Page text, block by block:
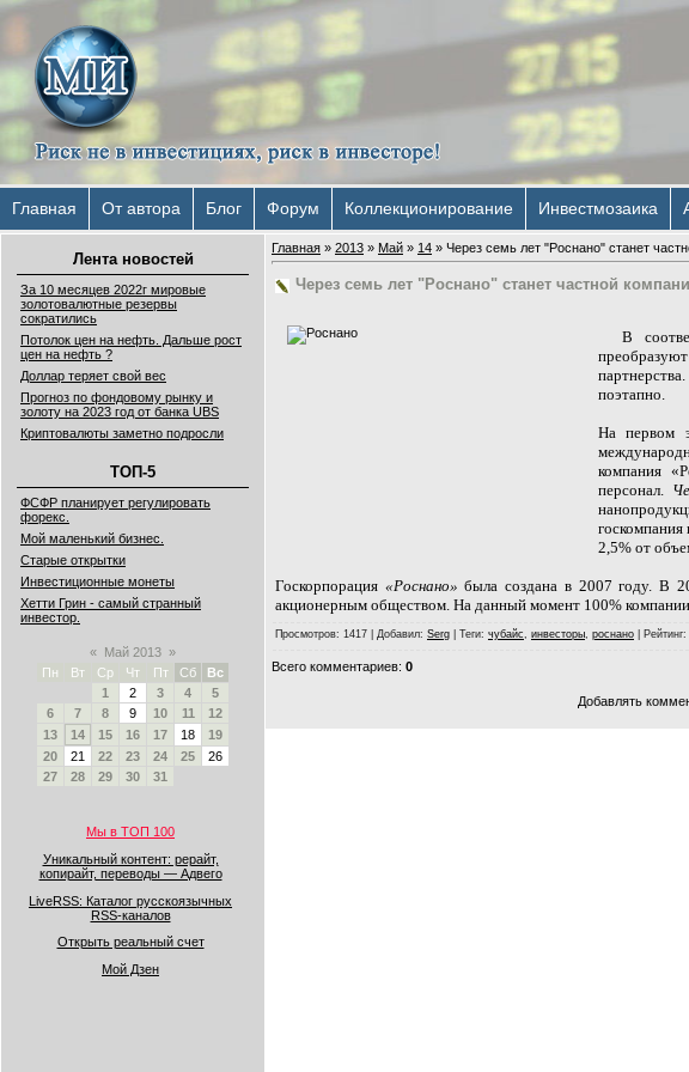
Главная От автора Блог Форум Коллекционирование Инвестмозаика
Лента новостей
За 10 месяцев 2022г мировые
золотовалютные резервы
сократились
Потолок цен на нефть. Дальше рост
цен на нефть ?
Доллар теряет свой вес
Прогноз по фондовому рынку и
золоту на 2023 год от банка UBS
Криптовалюты заметно подросли
ТОП-5
ФСФР планирует регулировать
форекс.
Мой маленький бизнес.
Старые открытки
Инвестиционные монеты
Хетти Грин - самый странный
инвестор.
« Май 2013 »
Пн
Вт Ср Чт Пт Сб
Вс
1
2 3 4
5
6
7 8 9 10 11
12
13
14 15 16 17 18
19
20
21 22 23 24 25
26
27
28 29 30 31
Мы в ТОП 100
Уникальный контент: рерайт,
копирайт, переводы — Адвего
LiveRSS: Каталог русскоязычных
RSS-каналов
Открыть реальный счет
Мой Дзен
Главная » 2013 » Май » 14 » Через семь лет "Роснано" станет
Через семь лет "Роснано" станет частной
В
партнерства.
поэтапно.
На первом
компания
персонал.
госкомпания
2,5% от
Госкорпорация «Роснано» была создана в 2007 году. В
акционерным обществом. На данный момент 100% компании
Просмотров: 1417 | Добавил: Serg Теги: чубайс, инвесторы, роснано Рейтинг:
Всего комментариев: 0
Добавлять